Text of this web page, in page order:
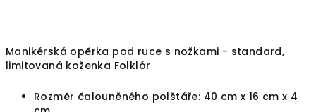
Manikérská opěrka pod ruce s nožkami - standard,
limitovaná koženka Folklór
Rozměr čalouněného polštáře: 40 cm x 16 cm x 4